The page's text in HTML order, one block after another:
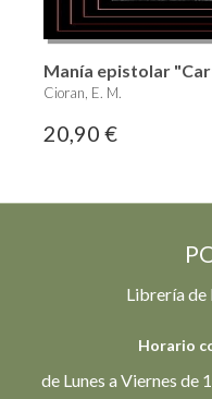
Manía epistolar
Cioran, E. M.
20,90 €
Librería de
Horario
de Lunes a Viernes de